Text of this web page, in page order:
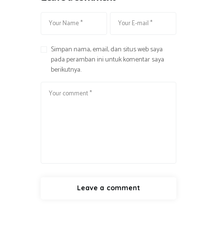
Simpan nama, email, dan situs web saya
pada peramban ini untuk komentar saya
berikutnya.